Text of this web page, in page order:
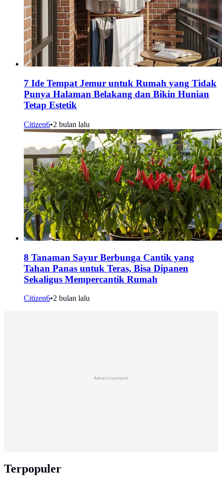
7 Ide Tempat Jemur untuk Rumah yang Tidak
Punya Halaman Belakang dan Bikin Hunian
Tetap Estetik
Citizen6•2 bulan lalu
8 Tanaman Sayur Berbunga Cantik yang
Tahan Panas untuk Teras, Bisa Dipanen
Sekaligus Mempercantik Rumah
Citizen6•2 bulan lalu
Advertisement
Terpopuler